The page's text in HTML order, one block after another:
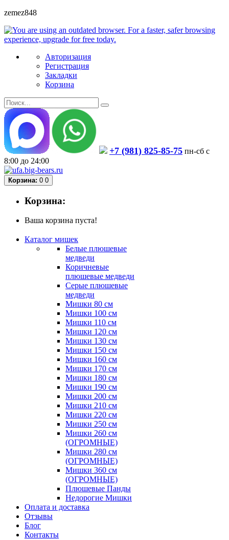
zemez848
Авторизация
Регистрация
Закладки
Корзина
+7 (981) 825-85-75 пн-сб с
8:00 до 24:00
Корзина: 0 0
Корзина:
Ваша корзина пуста!
Каталог мишек
Белые плюшевые
медведи
Коричневые
плюшевые медведи
Серые плюшевые
медведи
Мишки 80 см
Мишки 100 см
Мишки 110 см
Мишки 120 см
Мишки 130 см
Мишки 150 см
Мишки 160 см
Мишки 170 см
Мишки 180 см
Мишки 190 см
Мишки 200 см
Мишки 210 см
Мишки 220 см
Мишки 250 см
Мишки 260 см
(ОГРОМНЫЕ)
Мишки 280 см
(ОГРОМНЫЕ)
Мишки 360 см
(ОГРОМНЫЕ)
Плюшевые Панды
Недорогие Мишки
Оплата и доставка
Отзывы
Блог
Контакты